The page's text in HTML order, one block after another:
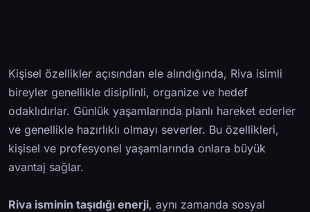
Kişisel özellikler açısından ele alındığında, Riva isimli
bireyler genellikle disiplinli, organize ve hedef
odaklıdırlar. Günlük yaşamlarında planlı hareket ederler
ve genellikle hazırlıklı olmayı severler. Bu özellikleri,
kişisel ve profesyonel yaşamlarında onlara büyük
avantaj sağlar.
Riva isminin taşıdığı enerji, aynı zamanda sosyal